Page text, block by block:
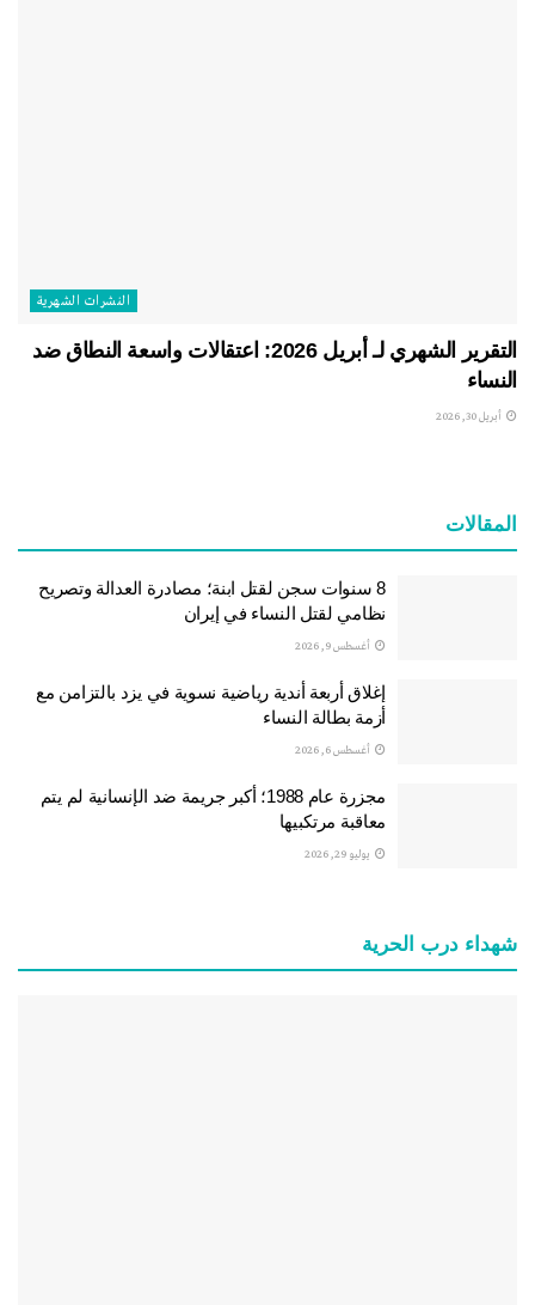
النشرات الشهریة
التقرير الشهري لـ أبريل 2026: اعتقالات واسعة النطاق ضد
النساء
أبريل 30, 2026
المقالات
8 سنوات سجن لقتل ابنة؛ مصادرة العدالة وتصريح
نظامي لقتل النساء في إيران
أغسطس 9, 2026
إغلاق أربعة أندية رياضية نسوية في يزد بالتزامن مع
أزمة بطالة النساء
أغسطس 6, 2026
مجزرة عام 1988؛ أكبر جريمة ضد الإنسانية لم يتم
معاقبة مرتكبيها
يوليو 29, 2026
شهداء درب الحرية